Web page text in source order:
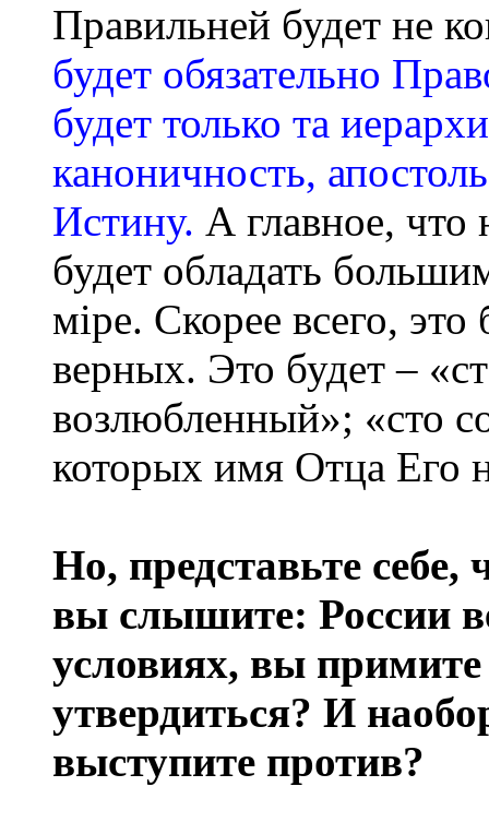
Правильней будет не
будет обязательно
будет только та
каноничность,
Истину. А главное, что
будет обладать
мiре. Скорее всего, это
верных. Это будет –
возлюбленный»; «сто
которых имя Отца Его
Но, представьте
вы слышите: России
условиях, вы
утвердиться? И
выступите против?